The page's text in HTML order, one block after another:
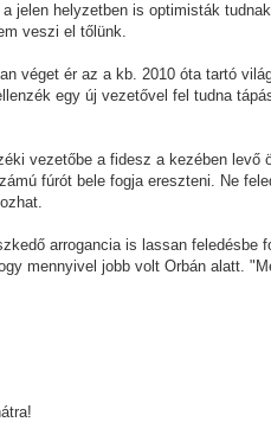
jelen helyzetben is optimisták
veszi el tőlünk.
véget ér az a kb. 2010 óta tartó
egy új vezetővel fel tudna
vezetőbe a fidesz a kezében
fúrót bele fogja ereszteni. Ne
arrogancia is lassan
mennyivel jobb volt Orbán alatt.